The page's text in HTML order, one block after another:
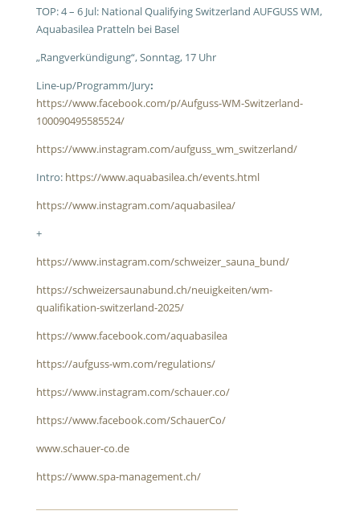
TOP: 4 – 6 Jul: National Qualifying Switzerland AUFGUSS WM,
Aquabasilea Pratteln bei Basel
„Rangverkündigung“, Sonntag, 17 Uhr
Line-up/Programm/Jury:
https://www.facebook.com/p/Aufguss-WM-Switzerland-
100090495585524/
https://www.instagram.com/aufguss_wm_switzerland/
Intro: https://www.aquabasilea.ch/events.html
https://www.instagram.com/aquabasilea/
+
https://www.instagram.com/schweizer_sauna_bund/
https://schweizersaunabund.ch/neuigkeiten/wm-
qualifikation-switzerland-2025/
https://www.facebook.com/aquabasilea
https://aufguss-wm.com/regulations/
https://www.instagram.com/schauer.co/
https://www.facebook.com/SchauerCo/
www.schauer-co.de
https://www.spa-management.ch/